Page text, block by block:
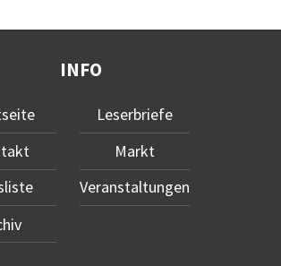
INFO
Leserbriefe
Markt
Veranstaltungen